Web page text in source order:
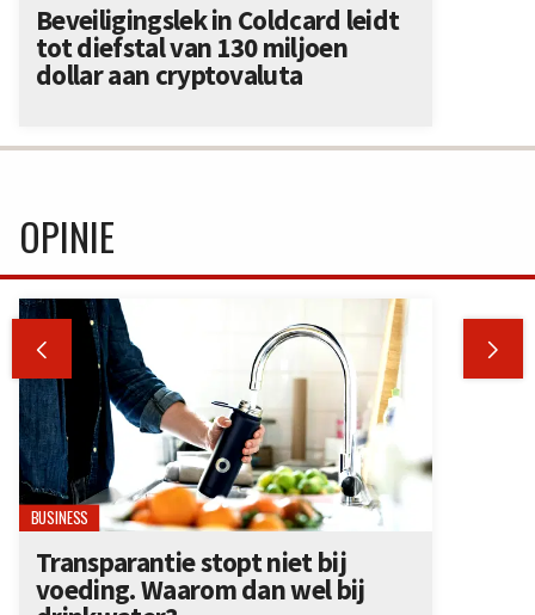
Beveiligingslek in Coldcard leidt
tot diefstal van 130 miljoen
dollar aan cryptovaluta
OPINIE
 
BUSINESS
Transparantie stopt niet bij
voeding. Waarom dan wel bij